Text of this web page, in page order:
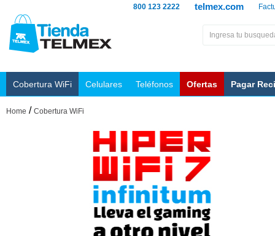
telmex.com
800 123 2222
Cobertura WiFi Celulares Teléfonos Ofertas Pagar
Home / Cobertura WiFi